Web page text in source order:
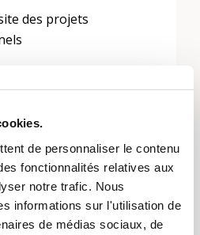
de personnaliser le contenu
fonctionnalités relatives aux
notre trafic. Nous
informations sur l'utilisation de
de médias sociaux, de
des projets
offre en outre de